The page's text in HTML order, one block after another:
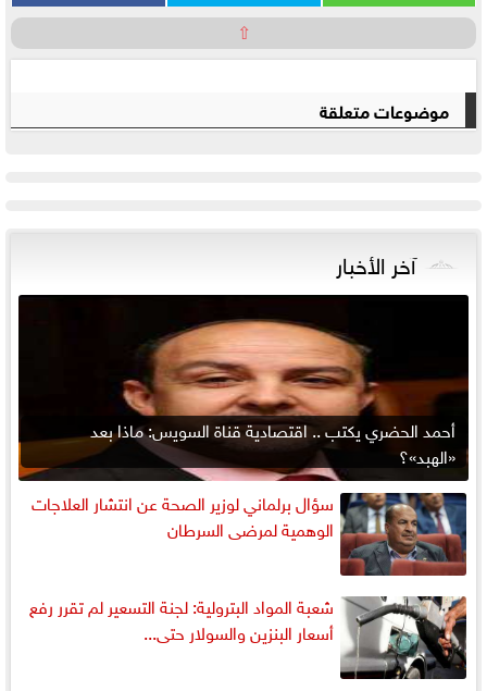
⇧
موضوعات متعلقة
آخر الأخبار
أحمد الحضري يكتب .. اقتصادية قناة السويس: ماذا بعد
«الهبد»؟
سؤال برلماني لوزير الصحة عن انتشار العلاجات
الوهمية لمرضى السرطان
شعبة المواد البترولية: لجنة التسعير لم تقرر رفع
أسعار البنزين والسولار حتى...